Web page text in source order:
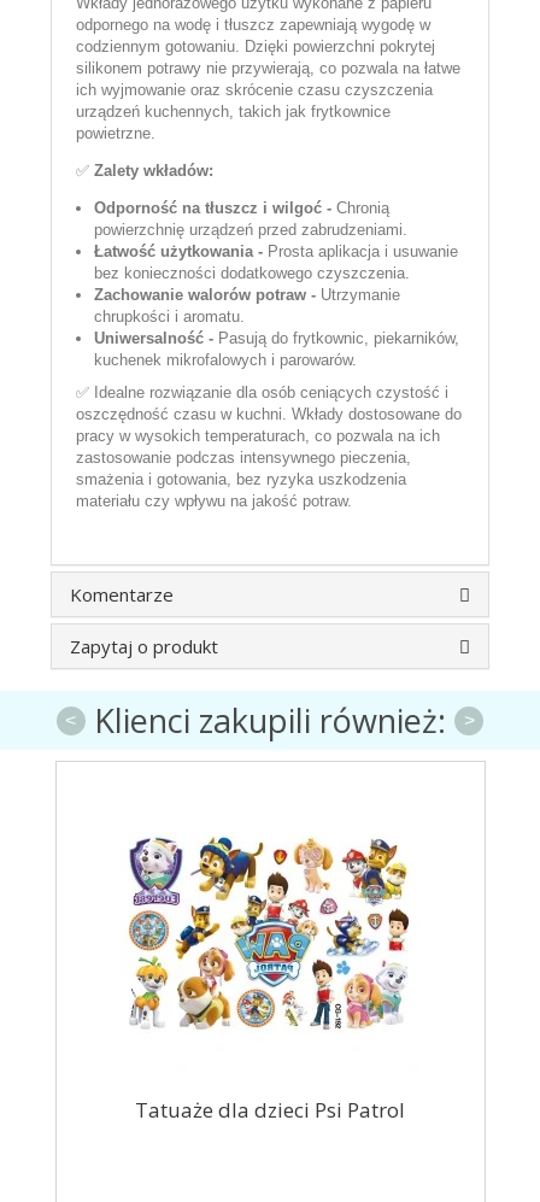
odpornego na wodę i tłuszcz zapewniają wygodę w
codziennym gotowaniu. Dzięki powierzchni pokrytej
silikonem potrawy nie przywierają, co pozwala na łatwe
ich wyjmowanie oraz skrócenie czasu czyszczenia
urządzeń kuchennych, takich jak frytkownice
powietrzne.
✅ Zalety wkładów:
Odporność na tłuszcz i wilgoć - Chronią
powierzchnię urządzeń przed zabrudzeniami.
Łatwość użytkowania - Prosta aplikacja i usuwanie
bez konieczności dodatkowego czyszczenia.
Zachowanie walorów potraw - Utrzymanie
chrupkości i aromatu.
Uniwersalność - Pasują do frytkownic, piekarników,
kuchenek mikrofalowych i parowarów.
✅ Idealne rozwiązanie dla osób ceniących czystość i
oszczędność czasu w kuchni. Wkłady dostosowane do
pracy w wysokich temperaturach, co pozwala na ich
zastosowanie podczas intensywnego pieczenia,
smażenia i gotowania, bez ryzyka uszkodzenia
materiału czy wpływu na jakość potraw.
Komentarze
Zapytaj o produkt
Klienci zakupili również:
Tatuaże dla dzieci Psi Patrol
< >